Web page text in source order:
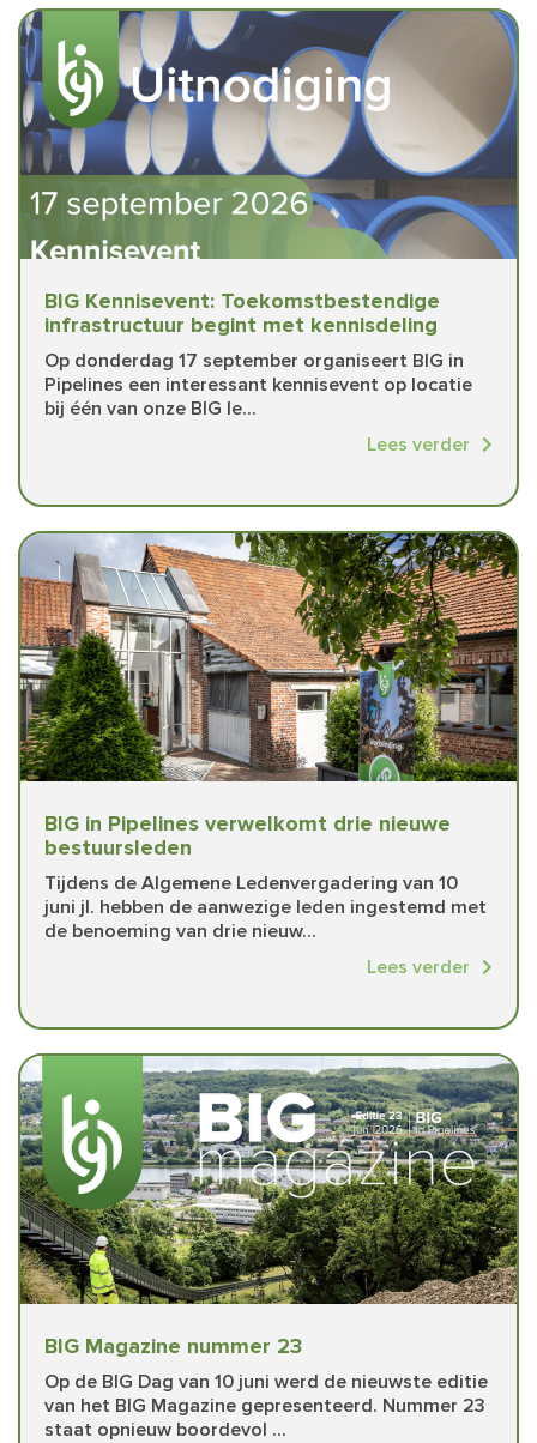
BIG Kennisevent: Toekomstbestendige
infrastructuur begint met kennisdeling
Op donderdag 17 september organiseert BIG in
Pipelines een interessant kennisevent op locatie
bij één van onze BIG le...
Lees verder
BIG in Pipelines verwelkomt drie nieuwe
bestuursleden
Tijdens de Algemene Ledenvergadering van 10
juni jl. hebben de aanwezige leden ingestemd met
de benoeming van drie nieuw...
Lees verder
BIG Magazine nummer 23
Op de BIG Dag van 10 juni werd de nieuwste editie
van het BIG Magazine gepresenteerd. Nummer 23
staat opnieuw boordevol ...